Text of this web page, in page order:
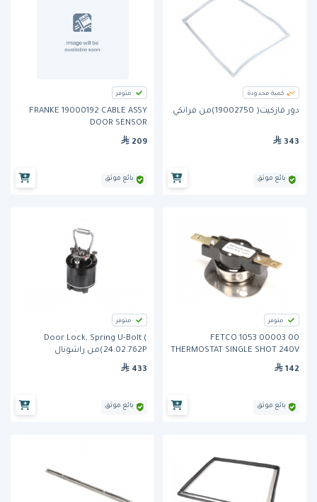
كمية محدودة
دور قازكيت( 19002750)من فرانكي
343
بائع موثق
متوفر
FRANKE 19000192 CABLE ASSY
DOOR SENSOR
209
بائع موثق
متوفر
FETCO 1053 00003 00
THERMOSTAT SINGLE SHOT 240V
40A OLD P NO 53088
142
بائع موثق
متوفر
Door Lock, Spring U-Bolt (
24.02.762P)من راشونال
433
بائع موثق